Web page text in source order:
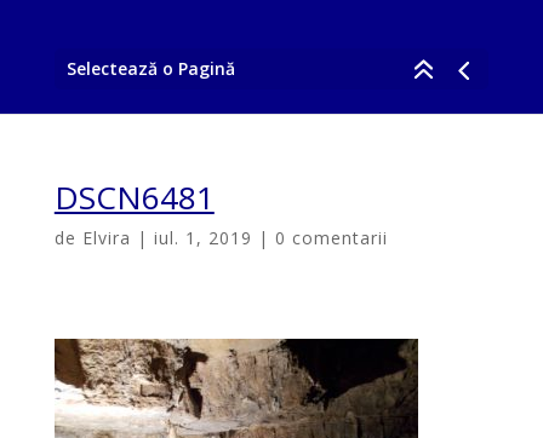
Selectează o Pagină
DSCN6481
de Elvira | iul. 1, 2019 | 0 comentarii